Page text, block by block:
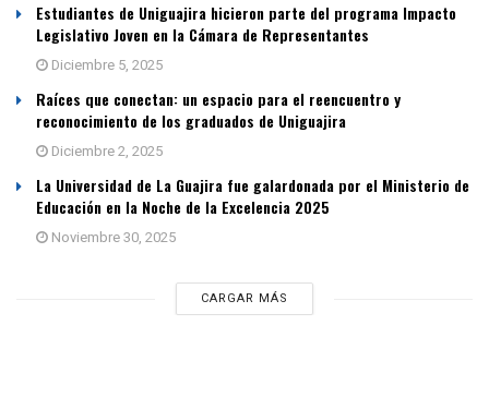
Estudiantes de Uniguajira hicieron parte del programa Impacto
Legislativo Joven en la Cámara de Representantes
Diciembre 5, 2025
Raíces que conectan: un espacio para el reencuentro y
reconocimiento de los graduados de Uniguajira
Diciembre 2, 2025
La Universidad de La Guajira fue galardonada por el Ministerio de
Educación en la Noche de la Excelencia 2025
Noviembre 30, 2025
CARGAR MÁS